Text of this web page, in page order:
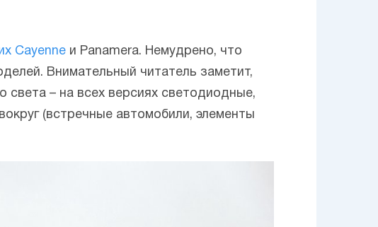
Cayenne и Panamera. Немудрено, что
Внимательный читатель заметит,
– на всех версиях светодиодные,
(встречные автомобили, элементы